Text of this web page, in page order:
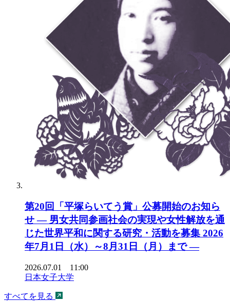
第20回「平塚らいてう賞」公募開始のお知ら
せ ― 男女共同参画社会の実現や女性解放を通
じた世界平和に関する研究・活動を募集 2026
年7月1日（水）～8月31日（月）まで ―
2026.07.01 11:00
日本女子大学
すべてを見る